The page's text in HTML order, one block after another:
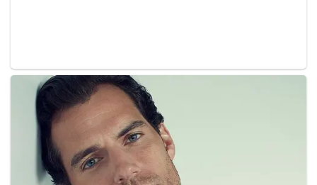
Kenyataan yang didakwa dikeluarkan Setiausaha Agung
PN, Datuk Seri Hamzah Zainudin seperti yang ditularkan
di media sosial juga adalah palsu.
Bagaimanapun, Anwar yang juga Pengerusi Pakatan
Harapan (PH) menegaskan ‘Langkah Dubai’ tidak akan